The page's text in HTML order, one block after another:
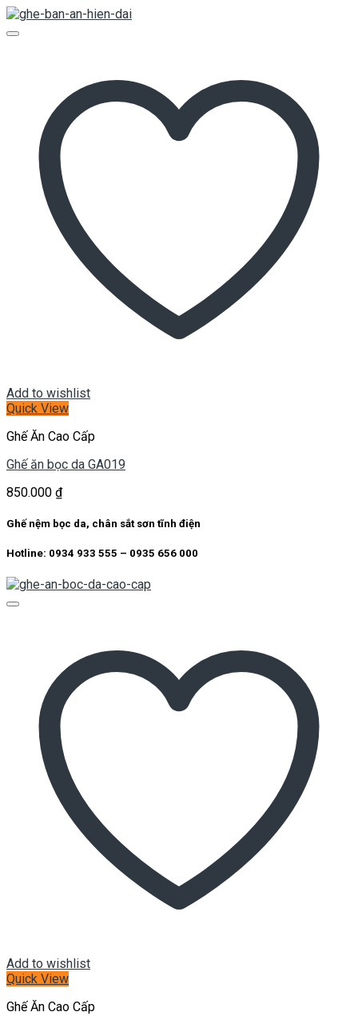
Add to wishlist
Quick View
Ghế Ăn Cao Cấp
Ghế ăn bọc da GA019
850.000 ₫
Ghế nệm bọc da, chân sắt sơn tĩnh điện
Hotline: 0934 933 555 – 0935 656 000
Add to wishlist
Quick View
Ghế Ăn Cao Cấp